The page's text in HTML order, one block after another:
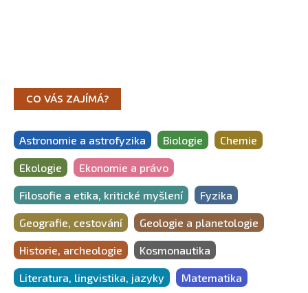
CO VÁS ZAJÍMÁ?
Astronomie a astrofyzika Biologie Chemie
Ekologie Ekonomie a právo
Filosofie a etika, kritické myšlení Fyzika
Geografie, cestování Geologie a planetologie
Historie, archeologie Kosmonautika
Literatura, lingvistika, jazyky Matematika